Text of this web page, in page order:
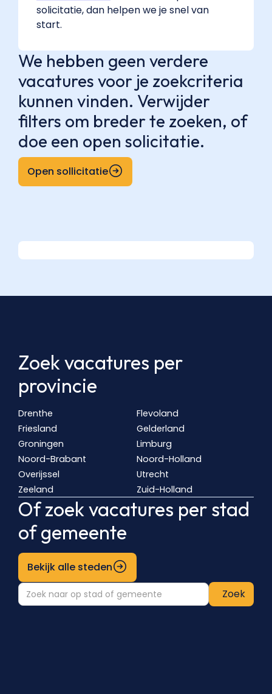
solicitatie, dan helpen we je snel van
start.
We hebben geen verdere
vacatures voor je zoekcriteria
kunnen vinden. Verwijder
filters om breder te zoeken, of
doe een open solicitatie.
Open sollicitatie
Zoek vacatures per
provincie
Drenthe
Flevoland
Friesland
Gelderland
Groningen
Limburg
Noord-Brabant
Noord-Holland
Overijssel
Utrecht
Zeeland
Zuid-Holland
Of zoek vacatures per stad
of gemeente
Bekijk alle steden